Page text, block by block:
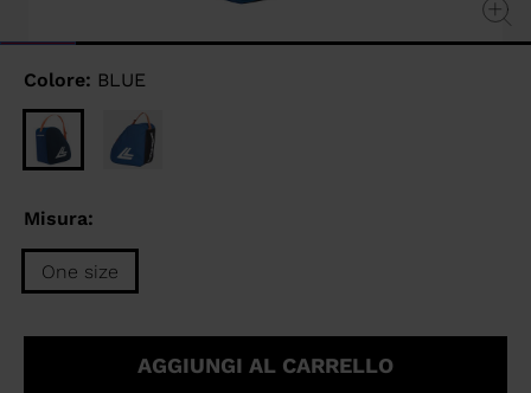
Colore: BLUE
Misura:
One size
Taglia
AGGIUNGI AL CARRELLO